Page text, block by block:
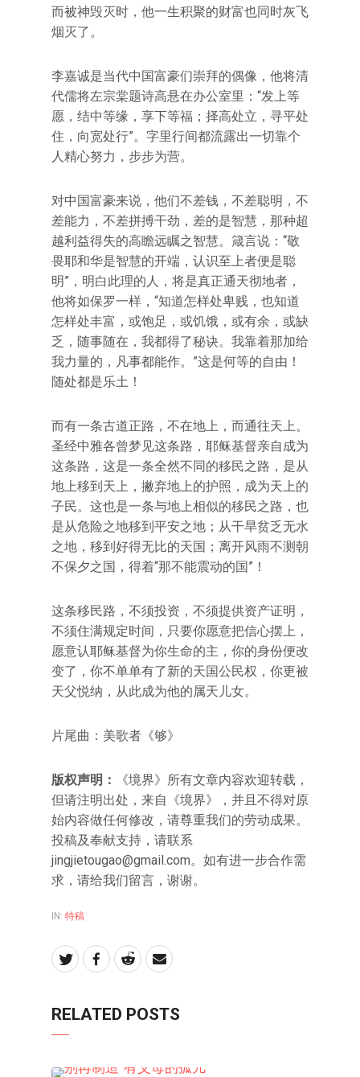
而被神毁灭时，他一生积聚的财富也同时灰飞
烟灭了。
李嘉诚是当代中国富豪们崇拜的偶像，他将清
代儒将左宗棠题诗高悬在办公室里：“发上等
愿，结中等缘，享下等福；择高处立，寻平处
住，向宽处行”。字里行间都流露出一切靠个
人精心努力，步步为营。
对中国富豪来说，他们不差钱，不差聪明，不
差能力，不差拼搏干劲，差的是智慧，那种超
越利益得失的高瞻远瞩之智慧。箴言说：“敬
畏耶和华是智慧的开端，认识至上者便是聪
明”，明白此理的人，将是真正通天彻地者，
他将如保罗一样，“知道怎样处卑贱，也知道
怎样处丰富，或饱足，或饥饿，或有余，或缺
乏，随事随在，我都得了秘诀。我靠着那加给
我力量的，凡事都能作。”这是何等的自由！
随处都是乐土！
而有一条古道正路，不在地上，而通往天上。
圣经中雅各曾梦见这条路，耶稣基督亲自成为
这条路，这是一条全然不同的移民之路，是从
地上移到天上，撇弃地上的护照，成为天上的
子民。这也是一条与地上相似的移民之路，也
是从危险之地移到平安之地；从干旱贫乏无水
之地，移到好得无比的天国；离开风雨不测朝
不保夕之国，得着“那不能震动的国”！
这条移民路，不须投资，不须提供资产证明，
不须住满规定时间，只要你愿意把信心摆上，
愿意认耶稣基督为你生命的主，你的身份便改
变了，你不单单有了新的天国公民权，你更被
天父悦纳，从此成为他的属天儿女。
片尾曲：美歌者《够》
版权声明：
《境界》所有文章内容欢迎转载，
但请注明出处，来自《境界》，并且不得对原
始内容做任何修改，请尊重我们的劳动成果。
投稿及奉献支持，请联系
jingjietougao@gmail.com。如有进一步合作需
求，请给我们留言，谢谢。
IN: 特稿
RELATED POSTS